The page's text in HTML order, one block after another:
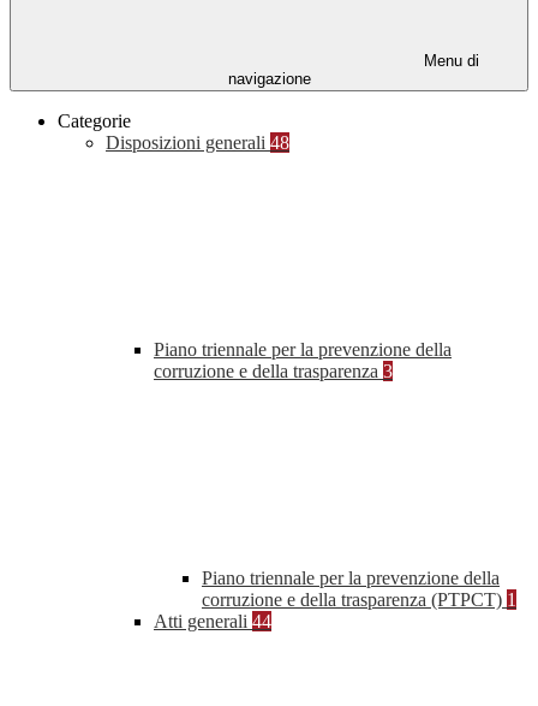
Menu di
navigazione
Categorie
Disposizioni generali 48
Piano triennale per la prevenzione della
corruzione e della trasparenza 3
Piano triennale per la prevenzione della
corruzione e della trasparenza (PTPCT) 1
Atti generali 44